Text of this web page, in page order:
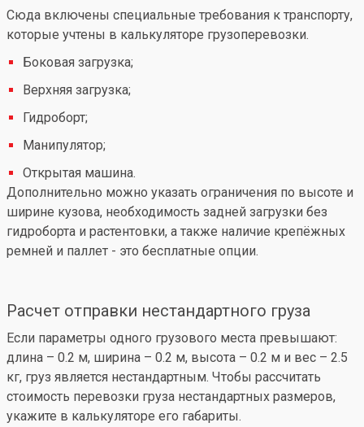
Сюда включены специальные требования к транспорту,
которые учтены в калькуляторе грузоперевозки.
Боковая загрузка;
Верхняя загрузка;
Гидроборт;
Манипулятор;
Открытая машина.
Дополнительно можно указать ограничения по высоте и
ширине кузова, необходимость задней загрузки без
гидроборта и растентовки, а также наличие крепёжных
ремней и паллет - это бесплатные опции.
Расчет отправки нестандартного груза
Если параметры одного грузового места превышают:
длина – 0.2 м, ширина – 0.2 м, высота – 0.2 м и вес – 2.5
кг, груз является нестандартным. Чтобы рассчитать
стоимость перевозки груза нестандартных размеров,
укажите в калькуляторе его габариты.